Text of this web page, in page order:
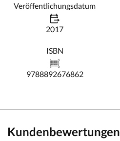
Veröffentlichungsdatum
2017
ISBN
9788892676862
Kundenbewertungen